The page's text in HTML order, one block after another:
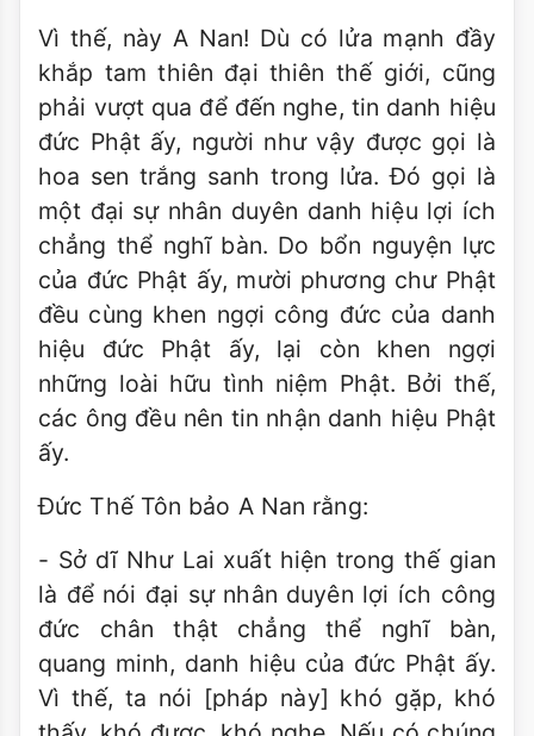
Vì thế, này A Nan! Dù có lửa mạnh đầy
khắp tam thiên đại thiên thế giới, cũng
phải vượt qua để đến nghe, tin danh hiệu
đức Phật ấy, người như vậy được gọi là
hoa sen trắng sanh trong lửa. Đó gọi là
một đại sự nhân duyên danh hiệu lợi ích
chẳng thể nghĩ bàn. Do bổn nguyện lực
của đức Phật ấy, mười phương chư Phật
đều cùng khen ngợi công đức của danh
hiệu đức Phật ấy, lại còn khen ngợi
những loài hữu tình niệm Phật. Bởi thế,
các ông đều nên tin nhận danh hiệu Phật
ấy.
Đức Thế Tôn bảo A Nan rằng:
- Sở dĩ Như Lai xuất hiện trong thế gian
là để nói đại sự nhân duyên lợi ích công
đức chân thật chẳng thể nghĩ bàn,
quang minh, danh hiệu của đức Phật ấy.
Vì thế, ta nói [pháp này] khó gặp, khó